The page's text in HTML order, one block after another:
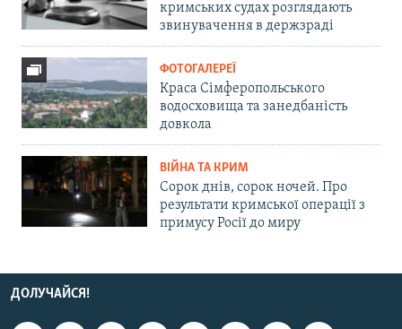
кримських судах розглядають
звинувачення в держзраді
ФОТОГАЛЕРЕЇ
Краса Сімферопольського
водосховища та занедбаність
довкола
ВІЙНА ТА КРИМ
Сорок днів, сорок ночей. Про
результати кримської операції з
примусу Росії до миру
ДОЛУЧАЙСЯ!